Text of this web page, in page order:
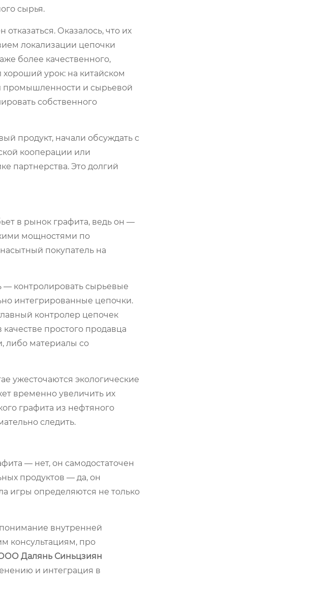
сырья.
Оказалось, что их
локализации цепочки
более качественного,
урок: на китайском
промышленности и сырьевой
собственного
продукт, начали обсуждать с
кооперации или
партнерства. Это долгий
в рынок графита, ведь он —
мощностями по
покупатель на
— контролировать сырьевые
интегрированные цепочки.
контролер цепочек
качестве простого продавца
либо материалы со
ужесточаются экологические
временно увеличить их
графита из нефтяного
следить.
— нет, он самодостаточен
продуктов — да, он
игры определяются не только
понимание внутренней
консультациям, про
Далянь Синьцзиян
и интеграция в